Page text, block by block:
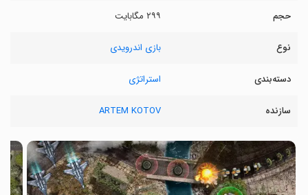
حجم ۲۹۹ مگابایت
نوع بازی اندرویدی
دسته‌بندی استراتژی
سازنده ARTEM KOTOV